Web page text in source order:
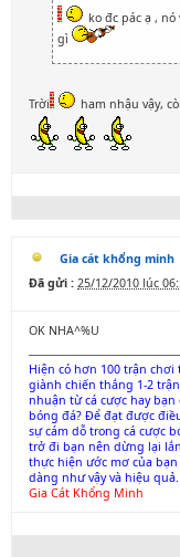
ko đc pác ạ ,
gì
Trời ham nhậu vậy,
Gia cát khổng minh
Đã gửi : 25/12/2010 lúc
OK NHA^%U
Hiện có hơn 100 trận
giành chiến thắng 1-2
nhuận từ cá cược hay
bóng đá? Để đạt được
sự cám dỗ trong cá cược
trở đi bạn nên dừng lại
thực hiện ước mơ của
dàng như vậy và hiệu quả.
Gia Cát Khổng Minh